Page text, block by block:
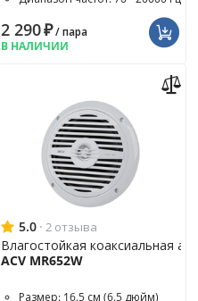
2 290₽/ пара
В НАЛИЧИИ
5.0 · 2 отзыва
Влагостойкая коаксиальная
ACV MR652W
Размер: 16.5 см (6.5 дюйм)